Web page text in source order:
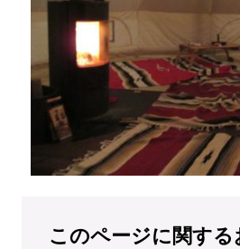
このページに関する